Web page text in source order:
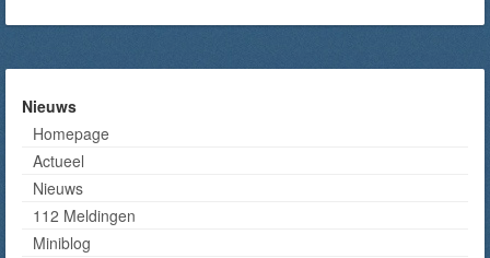
Nieuws
Homepage
Actueel
Nieuws
112 Meldingen
Miniblog